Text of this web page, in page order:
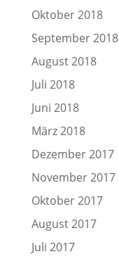
Oktober 2018
September 2018
August 2018
Juli 2018
Juni 2018
März 2018
Dezember 2017
November 2017
Oktober 2017
August 2017
Juli 2017